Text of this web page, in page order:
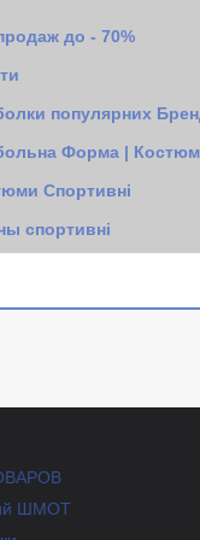
до - 70%
популярних
Форма |
Спортивні
спортивні
ШМОТ